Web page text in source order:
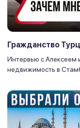
Гражданство
Интервью с Алексеем
недвижимость в